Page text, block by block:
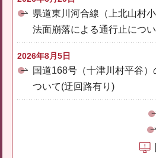
県道東川河合線（上北山村
法面崩落による通行止につ
2026年8月5日
国道168号（十津川村平谷
ついて(迂回路有り)